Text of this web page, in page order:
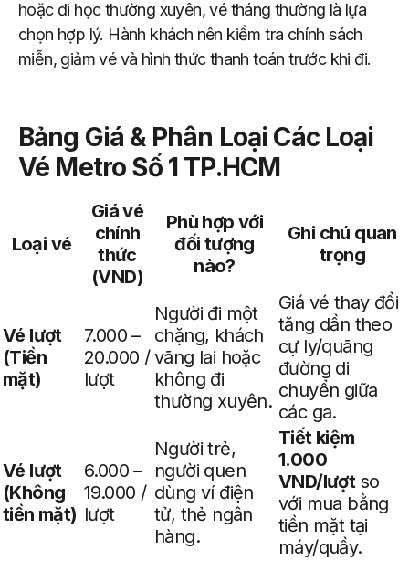
hoặc đi học thường xuyên, vé tháng thường là lựa
chọn hợp lý. Hành khách nên kiểm tra chính sách
miễn, giảm vé và hình thức thanh toán trước khi đi.
Bảng Giá & Phân Loại Các Loại
Vé Metro Số 1 TP.HCM
Loại vé
Giá vé
chính
thức
(VND)
Phù hợp với
đối tượng
nào?
Ghi chú quan
trọng
Vé lượt
(Tiền
mặt)
7.000 –
20.000 /
lượt
Người đi một
chặng, khách
vãng lai hoặc
không đi
thường xuyên.
Giá vé thay đổi
tăng dần theo
cự ly/quãng
đường di
chuyển giữa
các ga.
Vé lượt
(Không
tiền mặt)
6.000 –
19.000 /
lượt
Người trẻ,
người quen
dùng ví điện
tử, thẻ ngân
hàng.
Tiết kiệm
1.000
VND/lượt so
với mua bằng
tiền mặt tại
máy/quầy.